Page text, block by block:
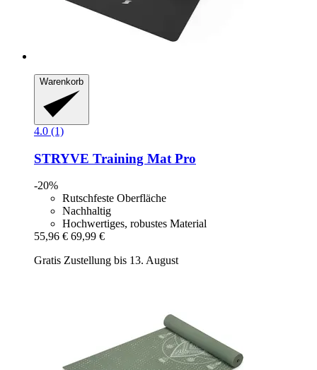
Warenkorb
4.0 (1)
STRYVE Training Mat Pro
-20%
Rutschfeste Oberfläche
Nachhaltig
Hochwertiges, robustes Material
55,96 € 69,99 €
Gratis Zustellung bis 13. August